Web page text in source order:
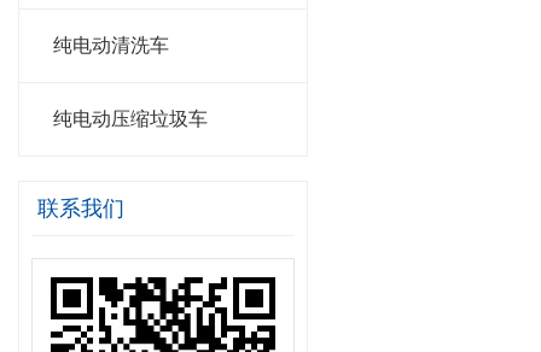
纯电动清洗车
纯电动压缩垃圾车
联系我们